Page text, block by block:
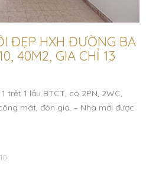
ĐẸP HXH ĐƯỜNG BA
40M2, GIA CHỈ 13
trệt 1 lầu BTCT, có 2PN, 2WC,
mát, đón gió. – Nhà mới được